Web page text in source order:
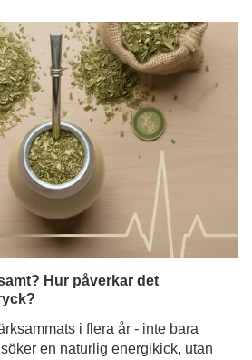
Hur påverkar det
i flera år - inte bara
en naturlig energikick, utan